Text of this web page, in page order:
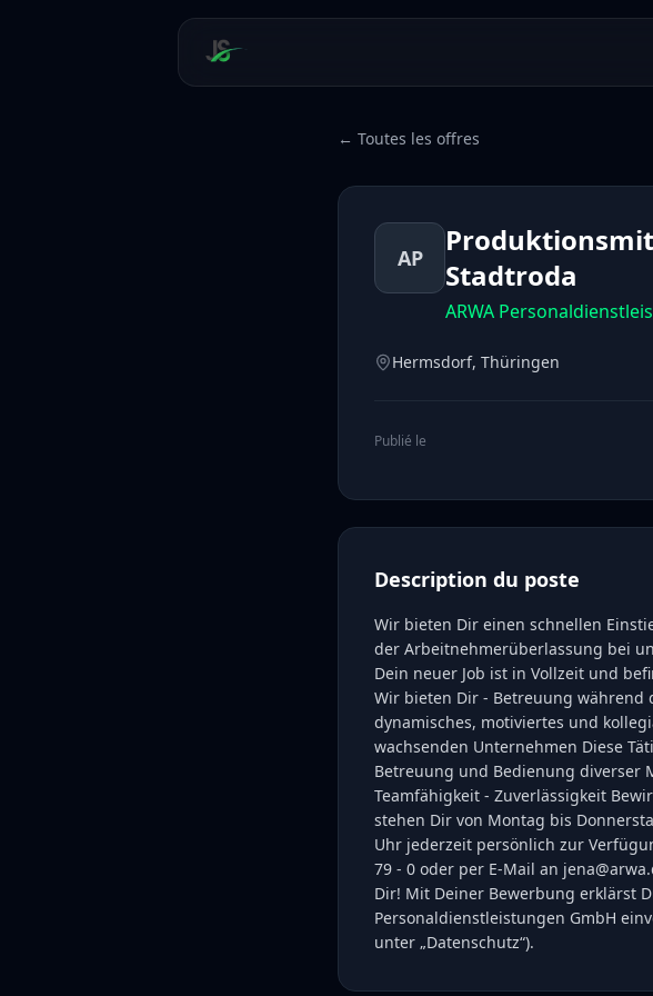
← Toutes les offres
AP
Stadtroda
ARWA
Hermsdorf, Thüringen
Publié le
Description du poste
Wir bieten Dir einen schnellen
der Arbeitnehmerüberlassung bei
Dein neuer Job ist in Vollzeit und
Wir bieten Dir - Betreuung während
dynamisches, motiviertes und
wachsenden Unternehmen Diese
Betreuung und Bedienung diverser
Teamfähigkeit - Zuverlässigkeit
stehen Dir von Montag bis
Uhr jederzeit persönlich zur
79 - 0 oder per E-Mail an
Dir! Mit Deiner Bewerbung erklärst
Personaldienstleistungen GmbH
unter „Datenschutz“).